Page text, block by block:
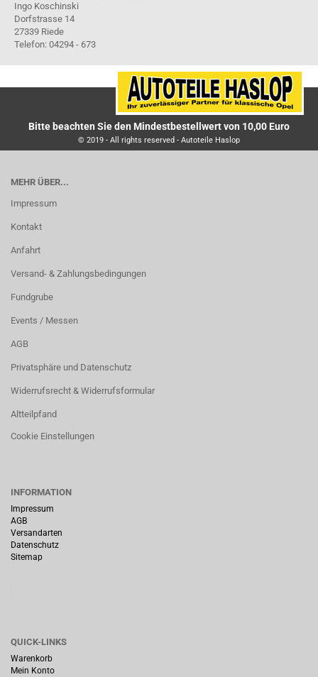
Ingo Koschinski
Dorfstrasse 14
27339 Riede
Telefon: 04294 - 673
Bitte beachten Sie den Mindestbestellwert von 10,00 Euro
© 2019 - All rights reserved - Autoteile Haslop
MEHR ÜBER...
Impressum
Kontakt
Anfahrt
Versand- & Zahlungsbedingungen
Fundgrube
Events / Messen
AGB
Privatsphäre und Datenschutz
Widerrufsrecht & Widerrufsformular
Altteilpfand
Cookie Einstellungen
INFORMATION
Impressum
AGB
Versandarten
Datenschutz
Sitemap
QUICK-LINKS
Warenkorb
Mein Konto